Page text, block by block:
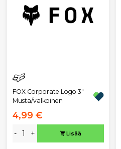
FOX Corporate Logo 3"
Musta/valkoinen
4,99 €
- + Lisää